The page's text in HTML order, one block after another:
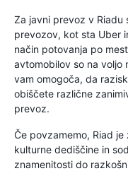
Za javni prevoz v Riadu
prevozov, kot sta Uber
način potovanja po
avtomobilov so na voljo
vam omogoča, da
obiščete različne
prevoz.
Če povzamemo, Riad
kulturne dediščine in
znamenitosti do